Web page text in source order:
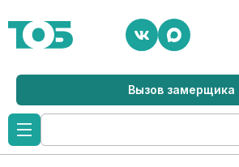
Вызов замерщика